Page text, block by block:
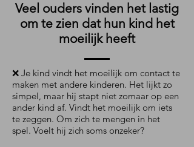
Veel ouders vinden het lastig
om te zien dat hun kind het
moeilijk heeft
❌ Je kind vindt het moeilijk om contact te
maken met andere kinderen. Het lijkt zo
simpel, maar hij stapt niet zomaar op een
ander kind af. Vindt het moeilijk om iets
te zeggen. Om zich te mengen in het
spel. Voelt hij zich soms onzeker?